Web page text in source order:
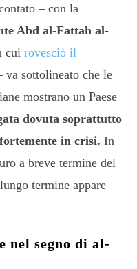
– con la
Abd al-Fattah al-
cui rovesciò il
va sottolineato che le
mostrano un Paese
dovuta soprattutto
in crisi. In
a breve termine del
termine appare
nel segno di al-